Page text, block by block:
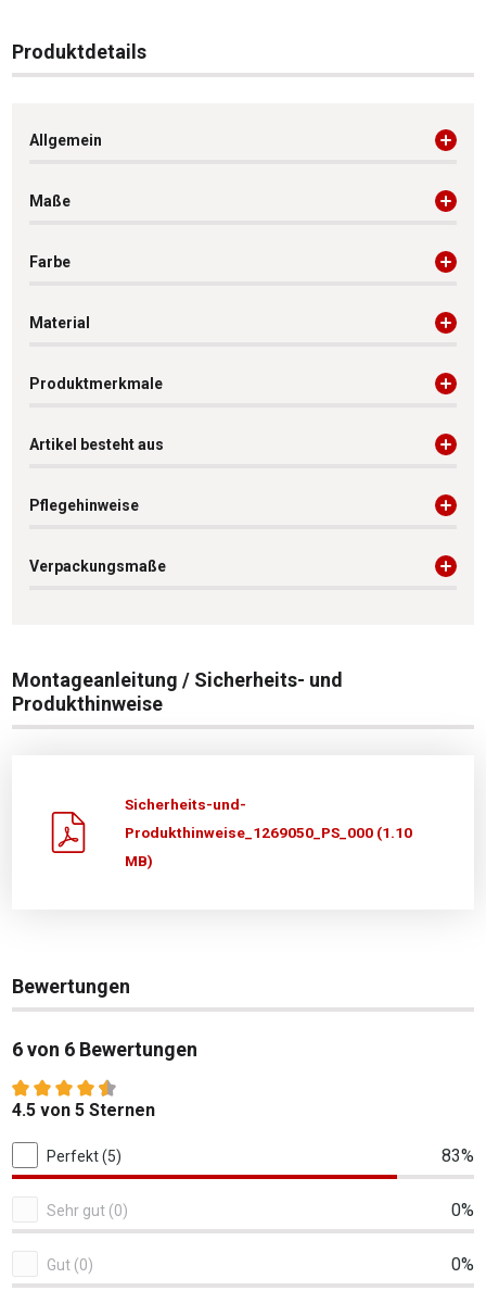
Produktdetails
Allgemein
Maße
Farbe
Material
Produktmerkmale
Artikel besteht aus
Pflegehinweise
Verpackungsmaße
Montageanleitung / Sicherheits- und
Produkthinweise
Sicherheits-und-
Produkthinweise_1269050_PS_000 (1.10
MB)
Bewertungen
6 von 6 Bewertungen
Durchschnittliche Bewertung von 4.5 von 5 Sternen
4.5 von 5 Sternen
6 von 6 Bewertungen
Perfekt (5) 83%
Sehr gut (0) 0%
Gut (0) 0%